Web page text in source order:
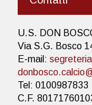
U.S. DON
Via S.G. Bosco
E-mail:
Tel: 0100987833
C.F.